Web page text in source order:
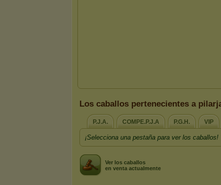
Los caballos pertenecientes a
P.J.A. COMPE.P.J.A P.G.H. VIP
¡Selecciona una pestaña para ver los caballos!
Ver los caballos
en venta actualmente